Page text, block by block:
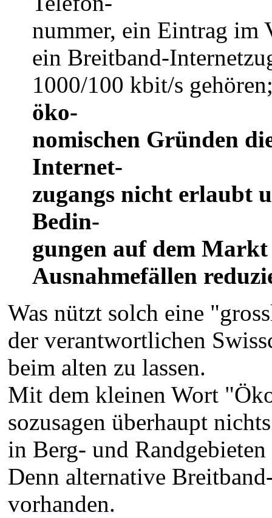
nummer, ein Eintrag im
ein Breitband-
1000/100 kbit/s
öko-
nomischen Gründen
Internet-
zugangs nicht erlaubt
Bedin-
gungen auf dem
Ausnahmefällen
Was nützt solch eine
der verantwortlichen
beim alten zu lassen.
Mit dem kleinen Wort
sozusagen überhaupt
in Berg- und
Denn alternative
vorhanden.